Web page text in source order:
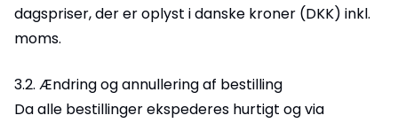
dagspriser, der er oplyst i danske kroner (DKK) inkl.
moms.
3.2. Ændring og annullering af bestilling
Da alle bestillinger ekspederes hurtigt og via